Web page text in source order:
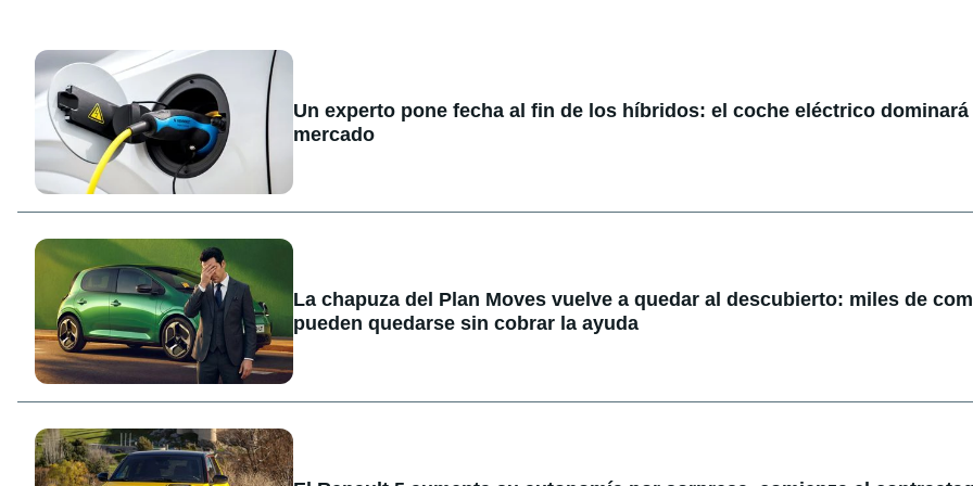
Un experto pone fecha al fin de los híbridos: el coche eléctrico dominará
mercado
La chapuza del Plan Moves vuelve a quedar al descubierto: miles de
pueden quedarse sin cobrar la ayuda